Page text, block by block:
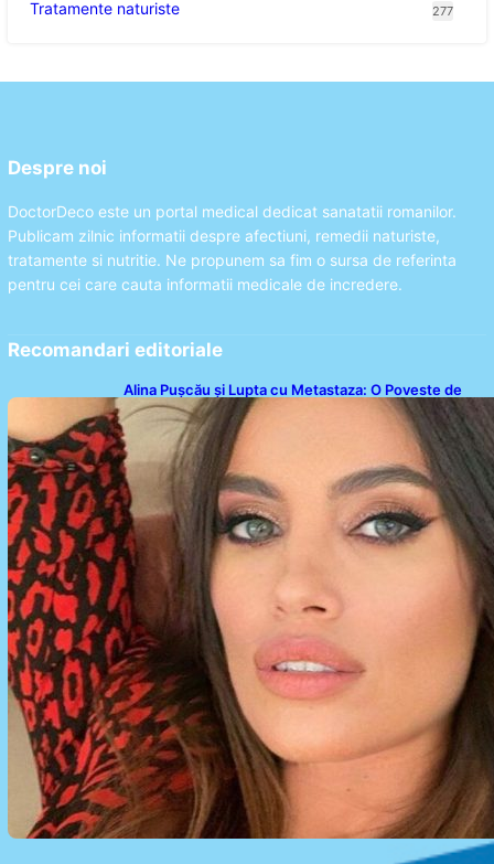
Tratamente naturiste 277
Despre noi
DoctorDeco este un portal medical dedicat sanatatii romanilor.
Publicam zilnic informatii despre afectiuni, remedii naturiste,
tratamente si nutritie. Ne propunem sa fim o sursa de referinta
pentru cei care cauta informatii medicale de incredere.
Recomandari editoriale
Alina Pușcău și Lupta cu Metastaza: O Poveste de
Curaj și Inspirație